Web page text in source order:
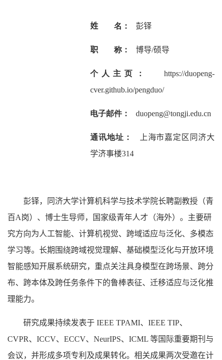
姓 名： 彭铎
职 称： 博导/硕导
个人主页：
https://duopeng-
cver.github.io/pengduo/
电子邮件： duopeng@tongji.edu.cn
通讯地址：
上海市嘉定区同济大
学济事楼314
彭铎，同济大学计算机科学与技术学院长聘副教授（青
百A岗）、博士生导师，国家级青年人才（海外）。主要研
究方向为人工智能、计算机视觉、跨域适应与泛化、多模态
学习等。长期围绕跨域视觉理解、基础模型泛化与开放环境
智能感知开展系统研究，重点关注具身模型在跨场景、跨分
布、跨本体及跨任务条件下的鲁棒表征、迁移适应与泛化推
理能力。
研究成果持续发表于 IEEE TPAMI、IEEE TIP、
CVPR、ICCV、ECCV、NeurIPS、ICML 等国际重要期刊与
会议，并形成多项专利及成果转化。相关成果两次受邀在计